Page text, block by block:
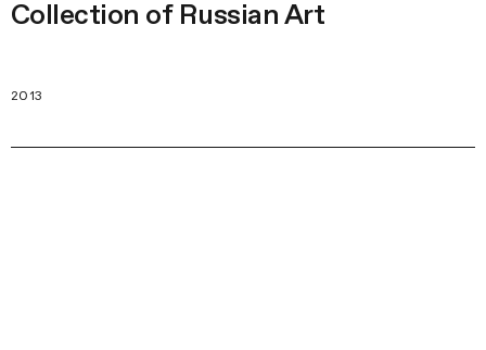
Collection of Russian Art
2013